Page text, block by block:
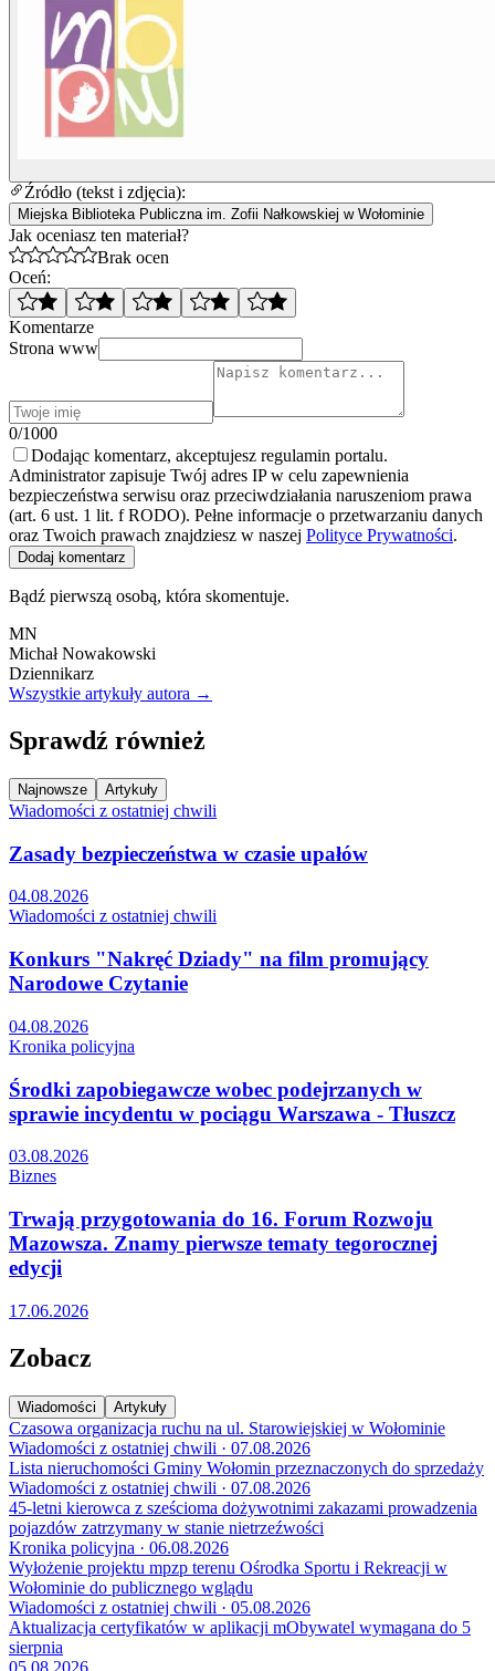
Źródło (tekst i zdjęcia):
Miejska Biblioteka Publiczna im. Zofii Nałkowskiej w Wołominie
Jak oceniasz ten materiał?
Brak ocen
Oceń:
Komentarze
Strona www
0/1000
Dodając komentarz, akceptujesz regulamin portalu.
Administrator zapisuje Twój adres IP w celu zapewnienia
bezpieczeństwa serwisu oraz przeciwdziałania naruszeniom prawa
(art. 6 ust. 1 lit. f RODO). Pełne informacje o przetwarzaniu danych
oraz Twoich prawach znajdziesz w naszej Polityce Prywatności.
Dodaj komentarz
Bądź pierwszą osobą, która skomentuje.
MN
Michał Nowakowski
Dziennikarz
Wszystkie artykuły autora →
Sprawdź również
Najnowsze Artykuły
Wiadomości z ostatniej chwili
Zasady bezpieczeństwa w czasie upałów
04.08.2026
Wiadomości z ostatniej chwili
Konkurs "Nakręć Dziady" na film promujący
Narodowe Czytanie
04.08.2026
Kronika policyjna
Środki zapobiegawcze wobec podejrzanych w
sprawie incydentu w pociągu Warszawa - Tłuszcz
03.08.2026
Biznes
Trwają przygotowania do 16. Forum Rozwoju
Mazowsza. Znamy pierwsze tematy tegorocznej
edycji
17.06.2026
Zobacz
Wiadomości Artykuły
Czasowa organizacja ruchu na ul. Starowiejskiej w Wołominie
Wiadomości z ostatniej chwili · 07.08.2026
Lista nieruchomości Gminy Wołomin przeznaczonych do sprzedaży
Wiadomości z ostatniej chwili · 07.08.2026
45-letni kierowca z sześcioma dożywotnimi zakazami prowadzenia
pojazdów zatrzymany w stanie nietrzeźwości
Kronika policyjna · 06.08.2026
Wyłożenie projektu mpzp terenu Ośrodka Sportu i Rekreacji w
Wołominie do publicznego wglądu
Wiadomości z ostatniej chwili · 05.08.2026
Aktualizacja certyfikatów w aplikacji mObywatel wymagana do 5
sierpnia
05.08.2026